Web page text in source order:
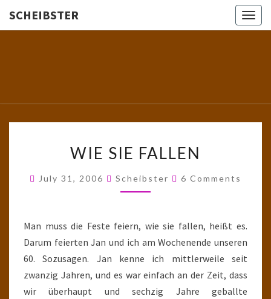
SCHEIBSTER
School!
SIE
WIE SIE FALLEN
July 31, 2006 Scheibster Comments
6 Comments
Man muss die Feste feiern, wie sie fallen, heißt es.
Darum feierten Jan und ich am Wochenende unseren
60. Sozusagen. Jan kenne ich mittlerweile seit
zwanzig Jahren, und es war einfach an der Zeit, dass
wir überhaupt und sechzig Jahre geballte